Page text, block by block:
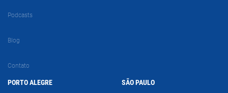
Podcasts
Blog
Contato
PORTO ALEGRE SÃO PAULO